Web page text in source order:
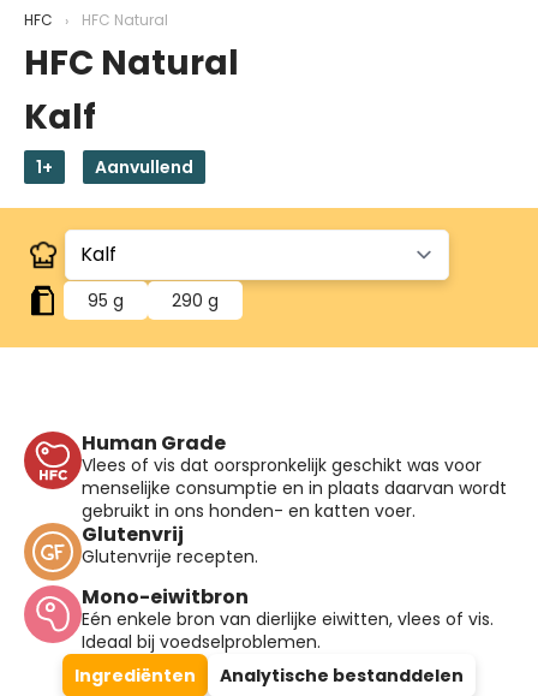
HFC HFC Natural
HFC Natural
Kalf
1+ Aanvullend
95 g 290 g
Human Grade
Vlees of vis dat oorspronkelijk geschikt was voor
menselijke consumptie en in plaats daarvan wordt
gebruikt in ons honden- en katten voer.
Glutenvrij
Glutenvrije recepten.
Mono-eiwitbron
Eén enkele bron van dierlijke eiwitten, vlees of vis.
Ideaal bij voedselproblemen.
Ingrediënten
Analytische bestanddelen